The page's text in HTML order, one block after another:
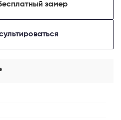
замер
Telegram